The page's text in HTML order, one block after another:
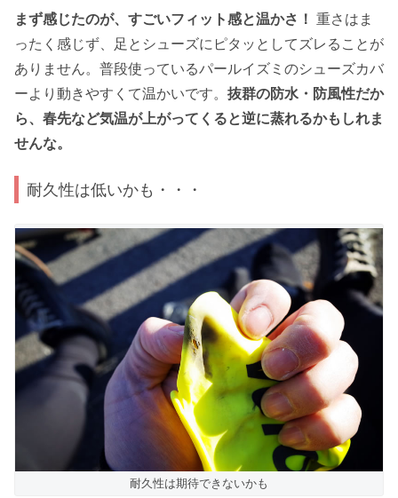
まず感じたのが、すごいフィット感と温かさ！ 重さはま
ったく感じず、足とシューズにピタッとしてズレることが
ありません。普段使っているパールイズミのシューズカバ
ーより動きやすくて温かいです。 抜群の防水・防風性だか
ら、春先など気温が上がってくると逆に蒸れるかもしれま
せんな。
耐久性は低いかも・・・
耐久性は期待できないかも